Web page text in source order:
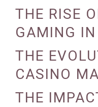
CASINOS
THE RISE
GAMING
INDUSTRY
THE
CASINO
THE